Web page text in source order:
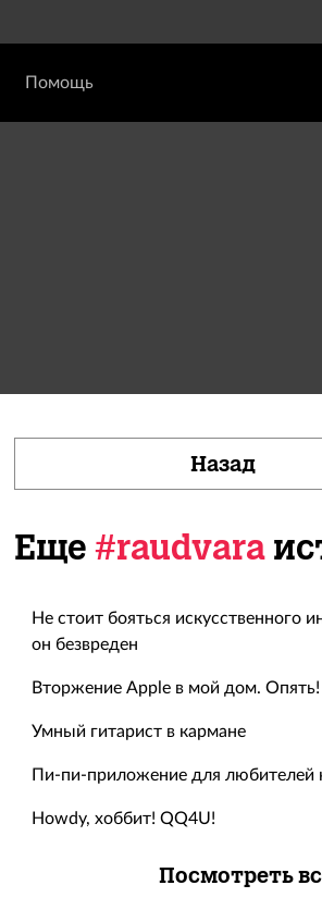
Помощь
Назад
Еще #raudvara
Hе стоит бояться искусственного
он безвреден
Вторжение Apple в мой дом. Опять!
Умный гитарист в кармане
Пи-пи-приложение для любителей
Howdy, хоббит! QQ4U!
Посмотреть